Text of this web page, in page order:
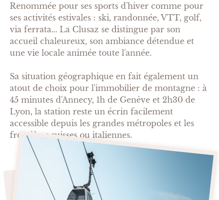
Renommée pour ses sports d'hiver comme pour
ses activités estivales : ski, randonnée, VTT, golf,
via ferrata... La Clusaz se distingue par son
accueil chaleureux, son ambiance détendue et
une vie locale animée toute l'année.
Sa situation géographique en fait également un
atout de choix pour l'immobilier de montagne : à
45 minutes d'Annecy, 1h de Genève et 2h30 de
Lyon, la station reste un écrin facilement
accessible depuis les grandes métropoles et les
frontières suisses ou italiennes.